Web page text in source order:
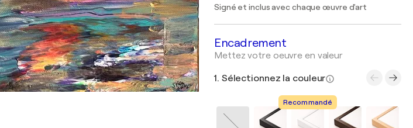
Signé et inclus avec chaque œuvre d'art
Encadrement
Mettez votre oeuvre en valeur
1. Sélectionnez la couleur
Recommandé